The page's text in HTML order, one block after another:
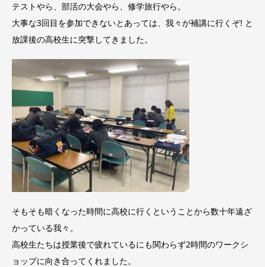
テストやら、部活の大会やら、修学旅行やら。
大事な3回目を参加できないとあっては、我々が補講に行くぞ! と
放課後の高校生に突撃してきました。
そもそも暗くなった時間に高校に行くということから数十年遠ざ
かっている我々。
高校生たちは授業後で疲れているにも関わらず2時間のワークシ
ョップに向き合ってくれました。